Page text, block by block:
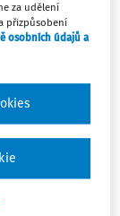
se
za udělení
přizpůsobení
osobních údajů a